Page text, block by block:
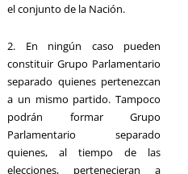
el conjunto de la Nación.
2. En ningún caso pueden
constituir Grupo Parlamentario
separado quienes pertenezcan
a un mismo partido. Tampoco
podrán formar Grupo
Parlamentario separado
quienes, al tiempo de las
elecciones, pertenecieran a